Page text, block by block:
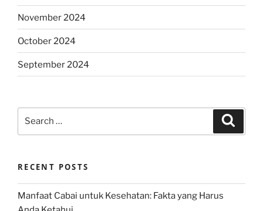
November 2024
October 2024
September 2024
RECENT POSTS
Manfaat Cabai untuk Kesehatan: Fakta yang Harus